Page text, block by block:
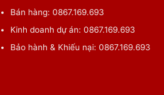
Bán hàng: 0867.169.693
Kinh doanh dự án: 0867.169.693
Bảo hành & Khiếu nại: 0867.169.693